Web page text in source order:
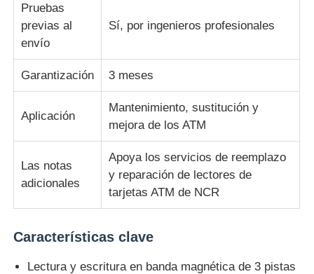
Glory NMD piezas ATM
Partes de cajeros automáticos OKI
Piezas de cajero automático de Genmega
Aceptador de billetes
Sortador de billetes
Pruebas
previas al
envío
Sí, por ingenieros profesionales
Garantización 3 meses
Aplicación
Mantenimiento, sustitución y
mejora de los ATM
Las notas
adicionales
Apoya los servicios de reemplazo
y reparación de lectores de
tarjetas ATM de NCR
Características clave
Lectura y escritura en banda magnética de 3 pistas